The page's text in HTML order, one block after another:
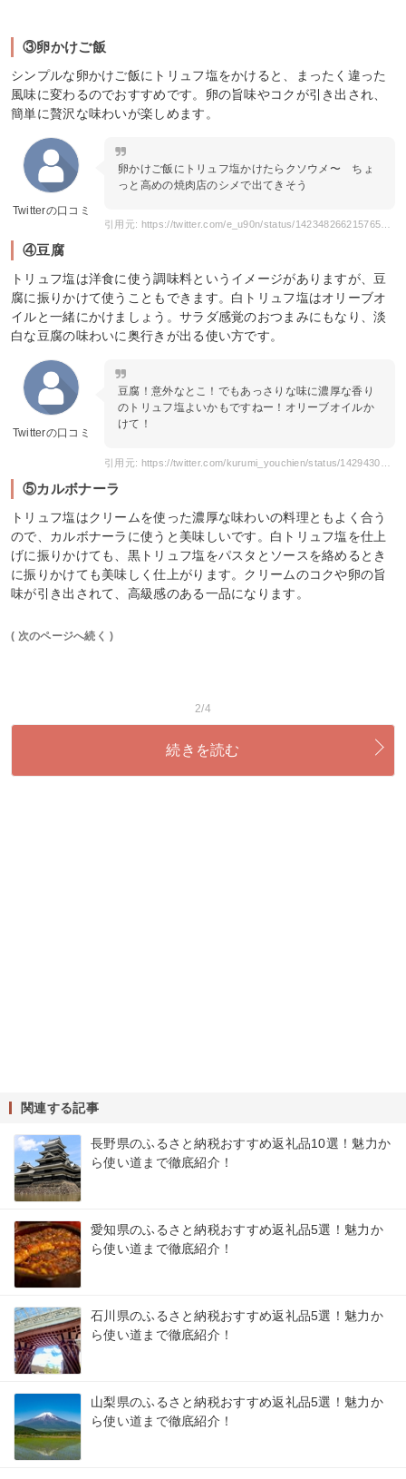
③卵かけご飯
シンプルな卵かけご飯にトリュフ塩をかけると、まったく違った
風味に変わるのでおすすめです。卵の旨味やコクが引き出され、
簡単に贅沢な味わいが楽しめます。
Twitterの口コミ
卵かけご飯にトリュフ塩かけたらクソウメ〜 ちょ
っと高めの焼肉店のシメで出てきそう
④豆腐
トリュフ塩は洋食に使う調味料というイメージがありますが、豆
腐に振りかけて使うこともできます。白トリュフ塩はオリーブオ
イルと一緒にかけましょう。サラダ感覚のおつまみにもなり、淡
白な豆腐の味わいに奥行きが出る使い方です。
Twitterの口コミ
豆腐！意外なとこ！でもあっさりな味に濃厚な香り
のトリュフ塩よいかもですねー！オリーブオイルか
けて！
⑤カルボナーラ
トリュフ塩はクリームを使った濃厚な味わいの料理ともよく合う
ので、カルボナーラに使うと美味しいです。白トリュフ塩を仕上
げに振りかけても、黒トリュフ塩をパスタとソースを絡めるとき
に振りかけても美味しく仕上がります。クリームのコクや卵の旨
味が引き出されて、高級感のある一品になります。
( 次のページへ続く )
2/4
続きを読む
関連する記事
長野県のふるさと納税おすすめ返礼品10選！魅力か
ら使い道まで徹底紹介！
愛知県のふるさと納税おすすめ返礼品5選！魅力か
ら使い道まで徹底紹介！
石川県のふるさと納税おすすめ返礼品5選！魅力か
ら使い道まで徹底紹介！
山梨県のふるさと納税おすすめ返礼品5選！魅力か
ら使い道まで徹底紹介！